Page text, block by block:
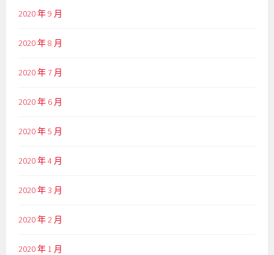
2020 年 9 月
2020 年 8 月
2020 年 7 月
2020 年 6 月
2020 年 5 月
2020 年 4 月
2020 年 3 月
2020 年 2 月
2020 年 1 月